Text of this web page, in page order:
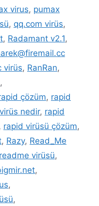
virus, pumax
, qq.com virüs,
, Radamant v2.1,
virüs, RanRan,
,
çözüm, rapid
nedir, rapid
rapid virüsü çözüm,
, Razy, Read_Me
readme virüsü,
,
,
,